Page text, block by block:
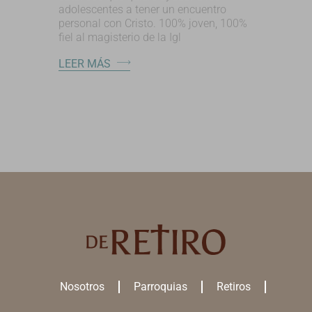
adolescentes a tener un encuentro
personal con Cristo. 100% joven, 100%
fiel al magisterio de la Igl
LEER MÁS
Nosotros Parroquias Retiros